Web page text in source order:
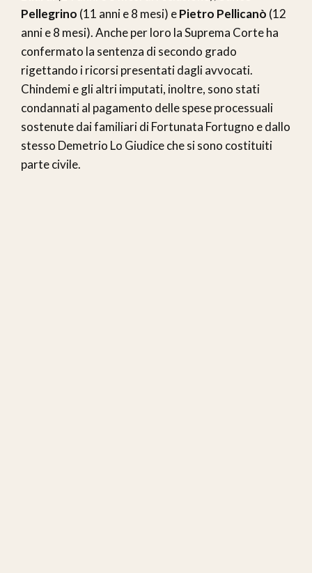
Pellegrino (11 anni e 8 mesi) ePietro Pellicanò (12
anni e 8 mesi). Anche per loro la Suprema Corte ha
confermato la sentenza di secondo grado
rigettando i ricorsi presentati dagli avvocati.
Chindemi e gli altri imputati, inoltre, sono stati
condannati al pagamento delle spese processuali
sostenute dai familiari di Fortunata Fortugno e dallo
stesso Demetrio Lo Giudice che si sono costituiti
parte civile.